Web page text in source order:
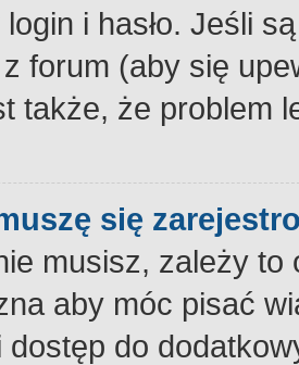
login i hasło. Jeśli
forum (aby się
także, że problem
się
musisz, zależy
aby móc pisać
dostęp do